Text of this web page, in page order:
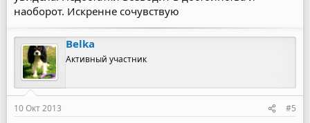
наоборот. Искренне сочувствую
Belka
Активный участник
10 Окт 2013 #5